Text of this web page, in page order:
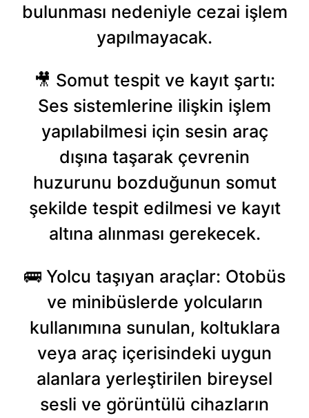
bulunması nedeniyle cezai işlem
yapılmayacak.
🎥 Somut tespit ve kayıt şartı:
Ses sistemlerine ilişkin işlem
yapılabilmesi için sesin araç
dışına taşarak çevrenin
huzurunu bozduğunun somut
şekilde tespit edilmesi ve kayıt
altına alınması gerekecek.
🚌 Yolcu taşıyan araçlar: Otobüs
ve minibüslerde yolcuların
kullanımına sunulan, koltuklara
veya araç içerisindeki uygun
alanlara yerleştirilen bireysel
sesli ve görüntülü cihazların